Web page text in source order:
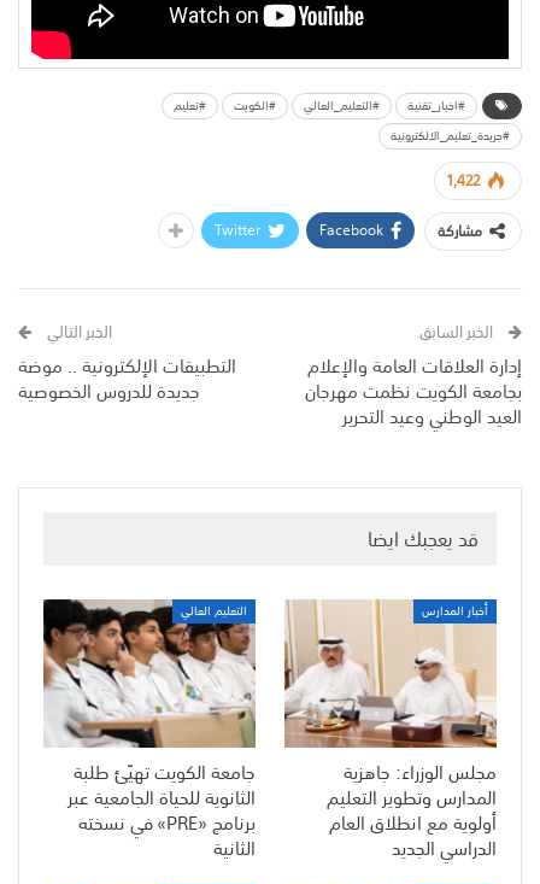
#اخبار_تقنية #التعليم_العالي #الكويت
#تعليم
#جريدة_تعليم_الالكترونية
1,422
مشاركة
Facebook
Twitter
الخبر السابق
إدارة العلاقات العامة والإعلام
بجامعة الكويت نظمت مهرجان
العيد الوطني وعيد التحرير
الخبر التالي
التطبيقات الإلكترونية .. موضة
جديدة للدروس الخصوصية
قد يعجبك ايضا
أخبار المدارس
مجلس الوزراء: جاهزية
المدارس وتطوير التعليم
أولوية مع انطلاق العام
الدراسي الجديد
التعليم العالي
جامعة الكويت تهيّئ طلبة
الثانوية للحياة الجامعية عبر
برنامج «PRE» في نسخته
الثانية